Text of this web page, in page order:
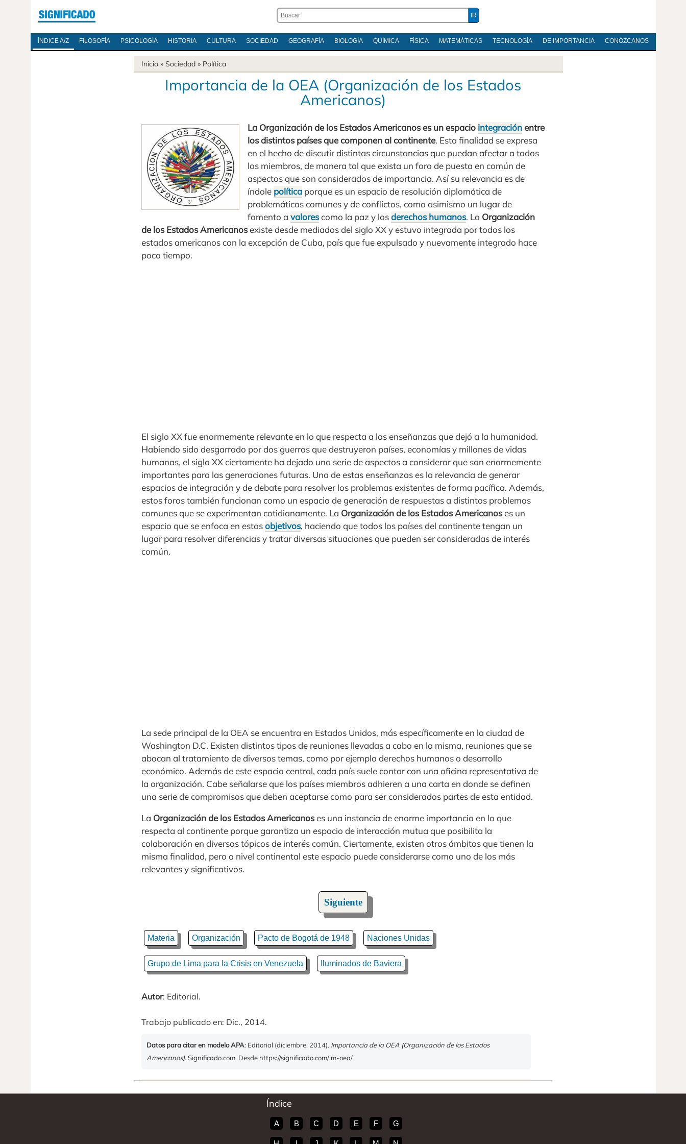
ÍNDICE A/Z FILOSOFÍA PSICOLOGÍA HISTORIA CULTURA SOCIEDAD GEOGRAFÍA BIOLOGÍA QUÍMICA FÍSICA MATEMÁTICAS TECNOLOGÍA DE IMPORTANCIA CONÓZCANOS
Inicio » Sociedad » Política
Importancia de la OEA (Organización de los Estados
Americanos)
La Organización de los Estados Americanos es un espacio integraciónentre
los distintos países que componen al continente. Esta finalidad se expresa
en el hecho de discutir distintas circunstancias que puedan afectar a todos
los miembros, de manera tal que exista un foro de puesta en común de
aspectos que son considerados de importancia. Así su relevancia es de
índole política porque es un espacio de resolución diplomática de
problemáticas comunes y de conflictos, como asimismo un lugar de
fomento a valorescomo la paz y losderechos humanos. La Organización
de los Estados Americanosexiste desde mediados del siglo XX y estuvo integrada por todos los
estados americanos con la excepción de Cuba, país que fue expulsado y nuevamente integrado hace
poco tiempo.
El siglo XX fue enormemente relevante en lo que respecta a las enseñanzas que dejó a la humanidad.
Habiendo sido desgarrado por dos guerras que destruyeron países, economías y millones de vidas
humanas, el siglo XX ciertamente ha dejado una serie de aspectos a considerar que son enormemente
importantes para las generaciones futuras. Una de estas enseñanzas es la relevancia de generar
espacios de integración y de debate para resolver los problemas existentes de forma pacífica. Además,
estos foros también funcionan como un espacio de generación de respuestas a distintos problemas
comunes que se experimentan cotidianamente. La Organización de los Estados Americanoses un
espacio que se enfoca en estosobjetivos, haciendo que todos los países del continente tengan un
lugar para resolver diferencias y tratar diversas situaciones que pueden ser consideradas de interés
común.
La sede principal de la OEA se encuentra en Estados Unidos, más específicamente en la ciudad de
Washington D.C. Existen distintos tipos de reuniones llevadas a cabo en la misma, reuniones que se
abocan al tratamiento de diversos temas, como por ejemplo derechos humanos o desarrollo
económico. Además de este espacio central, cada país suele contar con una oficina representativa de
la organización. Cabe señalarse que los países miembros adhieren a una carta en donde se definen
una serie de compromisos que deben aceptarse como para ser considerados partes de esta entidad.
La Organización de los Estados Americanoses una instancia de enorme importancia en lo que
respecta al continente porque garantiza un espacio de interacción mutua que posibilita la
colaboración en diversos tópicos de interés común. Ciertamente, existen otros ámbitos que tienen la
misma finalidad, pero a nivel continental este espacio puede considerarse como uno de los más
relevantes y significativos.
Siguiente
Materia Organización Pacto de Bogotá de 1948 Naciones Unidas
Grupo de Lima para la Crisis en Venezuela Iluminados de Baviera
Autor: Editorial.
Trabajo publicado en: Dic., 2014.
Datos para citar en modelo APA: Editorial (diciembre, 2014). Importancia de la OEA (Organización de los Estados
Americanos). Significado.com. Desde https://significado.com/im-oea/
Índice
A B C D E F G